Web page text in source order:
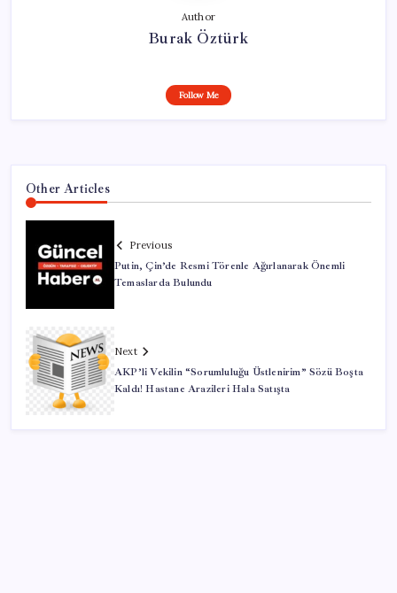
Author
Burak Öztürk
Follow Me
Other Articles
Previous
Putin, Çin’de Resmi Törenle Ağırlanarak Önemli
Temaslarda Bulundu
Next
AKP’li Vekilin “Sorumluluğu Üstlenirim” Sözü Boşta
Kaldı! Hastane Arazileri Hala Satışta